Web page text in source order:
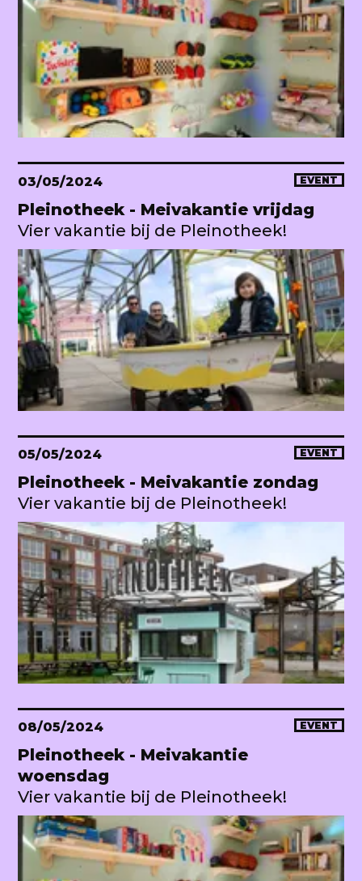
03/05/2024 EVENT
Pleinotheek - Meivakantie vrijdag
Vier vakantie bij de Pleinotheek!
05/05/2024 EVENT
Pleinotheek - Meivakantie zondag
Vier vakantie bij de Pleinotheek!
08/05/2024 EVENT
Pleinotheek - Meivakantie
woensdag
Vier vakantie bij de Pleinotheek!